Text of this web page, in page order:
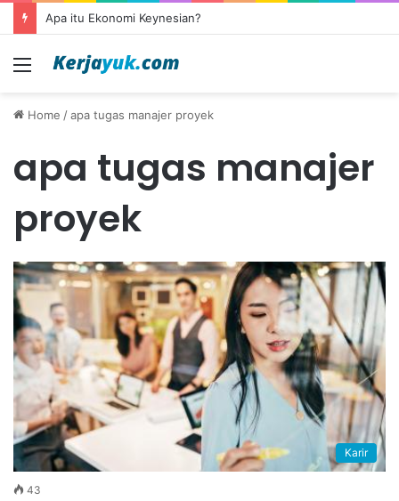
Apa itu Ekonomi Keynesian?
Menu
Home /apa tugas manajer proyek
apa tugas manajer
proyek
Karir
43